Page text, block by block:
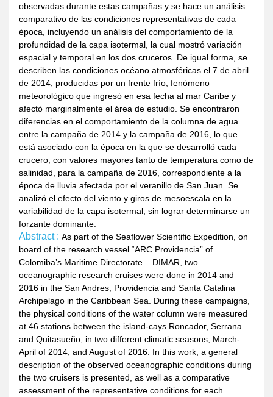
observadas durante estas campañas y se hace un análisis
comparativo de las condiciones representativas de cada
época, incluyendo un análisis del comportamiento de la
profundidad de la capa isotermal, la cual mostró variación
espacial y temporal en los dos cruceros. De igual forma, se
describen las condiciones océano atmosféricas el 7 de abril
de 2014, producidas por un frente frío, fenómeno
meteorológico que ingresó en esa fecha al mar Caribe y
afectó marginalmente el área de estudio. Se encontraron
diferencias en el comportamiento de la columna de agua
entre la campaña de 2014 y la campaña de 2016, lo que
está asociado con la época en la que se desarrolló cada
crucero, con valores mayores tanto de temperatura como de
salinidad, para la campaña de 2016, correspondiente a la
época de lluvia afectada por el veranillo de San Juan. Se
analizó el efecto del viento y giros de mesoescala en la
variabilidad de la capa isotermal, sin lograr determinarse un
forzante dominante.
Abstract : As part of the Seaflower Scientific Expedition, on
board of the research vessel “ARC Providencia” of
Colomiba’s Maritime Directorate – DIMAR, two
oceanographic research cruises were done in 2014 and
2016 in the San Andres, Providencia and Santa Catalina
Archipelago in the Caribbean Sea. During these campaigns,
the physical conditions of the water column were measured
at 46 stations between the island-cays Roncador, Serrana
and Quitasueño, in two different climatic seasons, March-
April of 2014, and August of 2016. In this work, a general
description of the observed oceanographic conditions during
the two cruisers is presented, as well as a comparative
assessment of the representative conditions for each